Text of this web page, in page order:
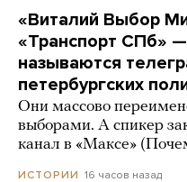
«Виталий Выбор
«Транспорт СПб»
называются
петербургских
Они массово
выборами. А спикер
канал в «Максе»
ИСТОРИИ 16 часов назад